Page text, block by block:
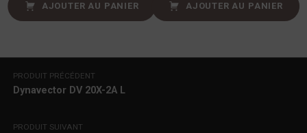
AJOUTER AU PANIER AJOUTER AU PANIER
Navigation de l’article
PRODUIT PRÉCÉDENT
Dynavector DV 20X-2A L
PRODUIT SUIVANT